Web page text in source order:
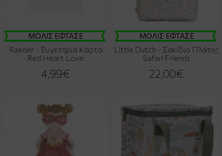
ΜΟΛΙΣ ΕΦΤΑΣΕ
Raeder - Ευχετήρια Κάρτα
Red Heart Love
4,99€
ΜΟΛΙΣ ΕΦΤΑΣΕ
Little Dutch - Σακίδιο Πλάτης
Safari Friends
22,00€